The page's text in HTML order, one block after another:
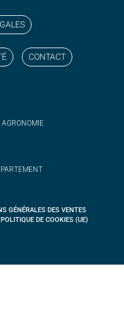
CONTACT
AGRONOMIE
GÉNÉRALES DES VENTES
POLITIQUE DE COOKIES (UE)